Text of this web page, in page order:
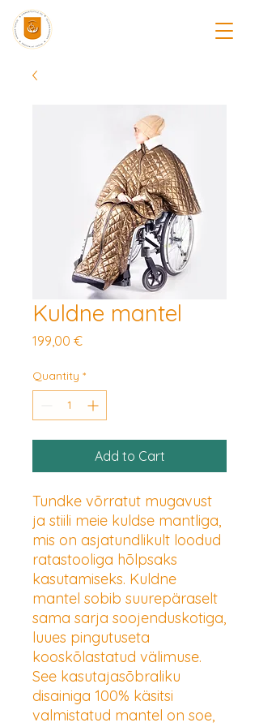
Kuldne mantel
199,00 €Price
Quantity *
Add to Cart
Tundke võrratut mugavust
ja stiili meie kuldse mantliga,
mis on asjatundlikult loodud
ratastooliga hõlpsaks
kasutamiseks. Kuldne
mantel sobib suurepäraselt
sama sarja soojenduskotiga,
luues pingutuseta
kooskõlastatud välimuse.
See kasutajasõbraliku
disainiga 100% käsitsi
valmistatud mantel on soe,